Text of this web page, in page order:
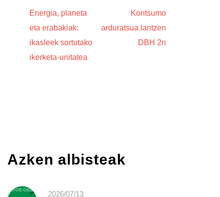
Energia, planeta
eta erabakiak:
ikasleek sortutako
ikerketa-unitatea
Kontsumo
arduratsua lantzen
DBH 2n
Azken albisteak
2026/07/13